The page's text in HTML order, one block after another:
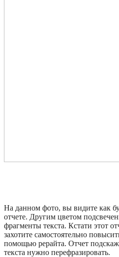
На данном фото, вы видите как
отчете. Другим цветом
фрагменты текста. Кстати этот
захотите самостоятельно
помощью рерайта. Отчет
текста нужно перефразировать.